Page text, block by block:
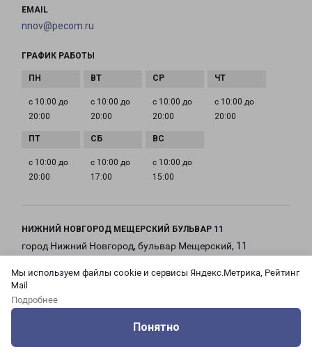
Мы используем файлы cookie и сервисы Яндекс.Метрика, Рейтинг
Mail
Подробнее
Понятно
EMAIL
nnov@pecom.ru
ГРАФИК РАБОТЫ
с 10:00 до
20:00
с 10:00 до
20:00
с 10:00 до
20:00
с 10:00 до
20:00
с 10:00 до
20:00
с 10:00 до
17:00
с 10:00 до
15:00
НИЖНИЙ НОВГОРОД МЕЩЕРСКИЙ БУЛЬВАР 11
город Нижний Новгород, бульвар Мещерский, 11
на карте
ТЕЛЕФОН